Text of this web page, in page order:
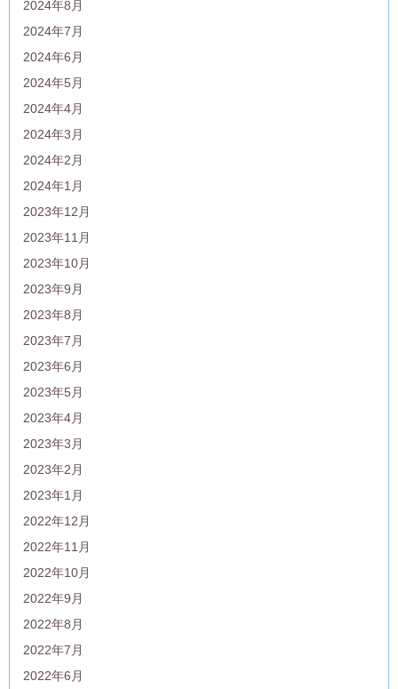
2024年8月
2024年7月
2024年6月
2024年5月
2024年4月
2024年3月
2024年2月
2024年1月
2023年12月
2023年11月
2023年10月
2023年9月
2023年8月
2023年7月
2023年6月
2023年5月
2023年4月
2023年3月
2023年2月
2023年1月
2022年12月
2022年11月
2022年10月
2022年9月
2022年8月
2022年7月
2022年6月